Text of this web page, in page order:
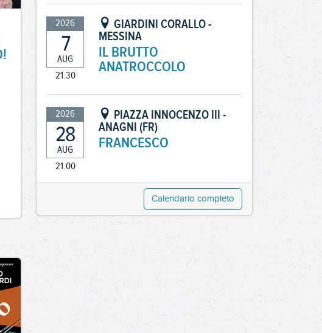
2026
7
AUG
21.30
GIARDINI CORALLO -
MESSINA
IL BRUTTO
ANATROCCOLO
2026
28
AUG
21.00
PIAZZA INNOCENZO III -
ANAGNI (FR)
FRANCESCO
Calendario completo